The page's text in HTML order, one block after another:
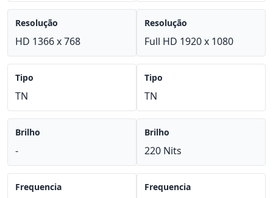
Resolução
HD 1366 x 768
Tipo
TN
Brilho
-
Frequencia
Resolução
Full HD 1920 x 1080
Tipo
TN
Brilho
220 Nits
Frequencia